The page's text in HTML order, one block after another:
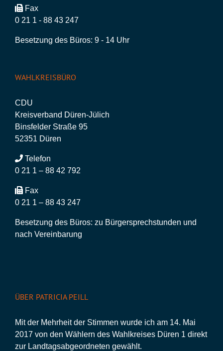
Fax
0 21 1 - 88 43 247
Besetzung des Büros: 9 - 14 Uhr
WAHLKREISBÜRO
CDU
Kreisverband Düren-Jülich
Binsfelder Straße 95
52351 Düren
Telefon
0 21 1 – 88 42 792
Fax
0 21 1 – 88 43 247
Besetzung des Büros: zu Bürgersprechstunden und
nach Vereinbarung
ÜBER PATRICIA PEILL
Mit der Mehrheit der Stimmen wurde ich am 14. Mai
2017 von den Wählern des Wahlkreises Düren 1 direkt
zur Landtagsabgeordneten gewählt.